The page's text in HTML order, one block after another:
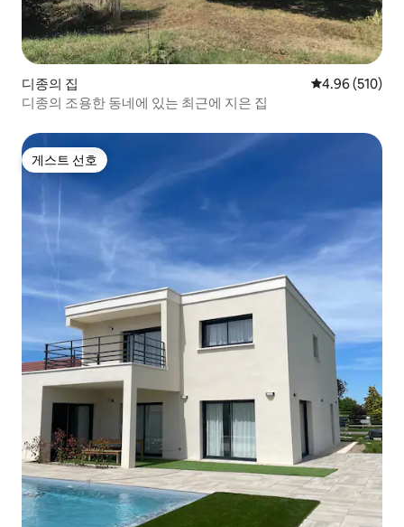
디종의 집 평점 4.96점(5
4.96 (510)
디종의 조용한 동네에 있는 최근에 지은 집
게스트 선호
게스트 선호